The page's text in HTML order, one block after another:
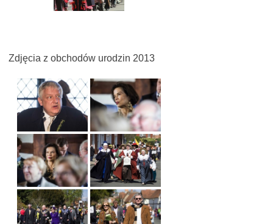
Zdjęcia z obchodów urodzin 2013